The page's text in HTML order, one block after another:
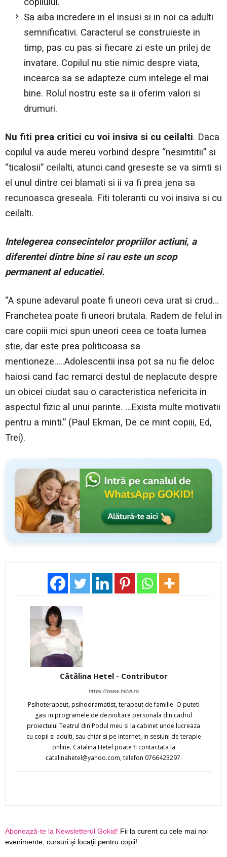
Sa aiba incredere in el insusi si in noi ca adulti
semnificativi. Caracterul se construieste in
timp, pas cu pas si fiecare zi este un prilej de
invatare. Copilul nu stie nimic despre viata,
incearca sa se adapteze cum intelege el mai
bine. Rolul nostru este sa ii oferim valori si
drumuri.
Nu fiti prea critici cu voi insiva si cu ceilalti. Daca
copilul va aude mereu vorbind despre “nesimtitii” si
“ticalosii” ceilalti, atunci cand greseste se va simti si
el unul dintre cei blamati si ii va fi prea jena sa
recunoasca greseala. Fiti toleranti cu voi insiva si cu
ceilalti.
Intelegerea consecintelor propriilor actiuni, a
diferentei dintre bine si rau este un scop
permanent al educatiei.
“A spune adevarul poate fi uneori ceva urat si crud…
Franchetea poate fi uneori brutala. Radem de felul in
care copiii mici spun uneori ceea ce toata lumea
stie, dar este prea politicoasa sa
mentioneze…..Adolescentii insa pot sa nu fie deloc
haiosi cand fac remarci destul de neplacute despre
un obicei ciudat sau o caracteristica nefericita in
aspectul fizic al unui parinte. …Exista multe motivatii
pentru a minti.” (Paul Ekman, De ce mint copiii, Ed,
Trei).
Cătălina Hetel - Contributor
https://www.hetel.ro
Psihoterapeut, psihodramatist, terapeut de familie. O puteti
gasi in programele de dezvoltare personala din cadrul
proiectului Teatrul din Podul meu si la cabinet unde lucreaza
cu copii si adulti, sau chiar si pe internet, in sesiuni de terapie
online. Catalina Hetel poate fi contactata la
catalinahetel@yahoo.com, telefon 0766423297.
Abonează-te la Newsletterul Gokid! Fii la curent cu cele mai noi
evenimente, cursuri şi locaţii pentru copii!